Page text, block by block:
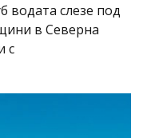
водата слезе под
в Северна
с